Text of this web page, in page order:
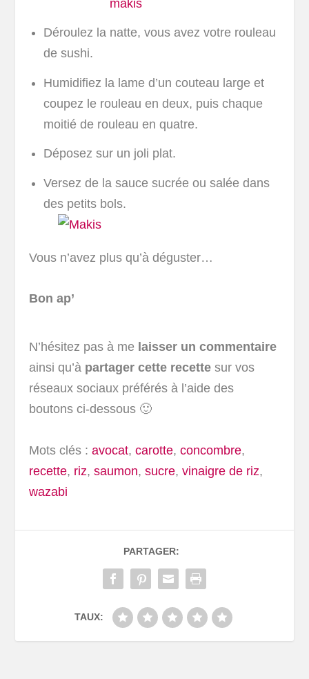
Déroulez la natte, vous avez votre rouleau
de sushi.
Humidifiez la lame d’un couteau large et
coupez le rouleau en deux, puis chaque
moitié de rouleau en quatre.
Déposez sur un joli plat.
Versez de la sauce sucrée ou salée dans
des petits bols.
Vous n’avez plus qu’à déguster…
Bon ap’
N’hésitez pas à me laisser un commentaire
ainsi qu’à partager cette recette sur vos
réseaux sociaux préférés à l’aide des
boutons ci-dessous 🙂
Mots clés : avocat,carotte,concombre,
recette, riz,saumon,sucre,vinaigre de riz,
wazabi
PARTAGER:
TAUX: